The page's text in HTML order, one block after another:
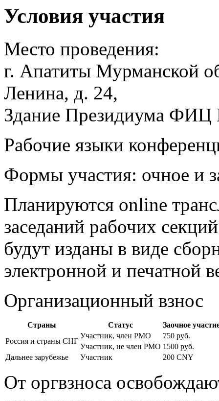
Условия участия
Место проведения:
г. Апатиты Мурманской
Ленина, д. 24,
Здание Президиума
Рабочие языки
Формы участия: очное и
Планируются online
заседаний рабочих
будут изданы в виде
электронной и печатной
Организационный взнос
Страны Статус
Заочное
Россия и страны СНГ
Участник, член РМО
750 руб.
Участник, не член РМО 1500 руб.
Дальнее зарубежье
Участник 200 CNY
От оргвзноса